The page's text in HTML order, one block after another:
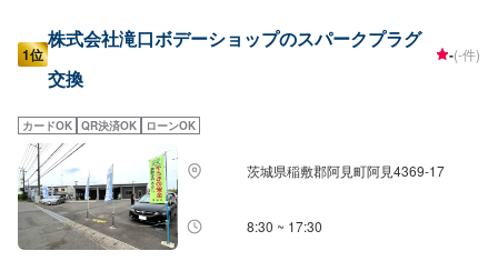
1位
株式会社滝口ボデーショップのスパークプラグ
交換
-(-件)
カードOK QR決済OK ローンOK
茨城県稲敷郡阿見町阿見4369-17
8:30 ~ 17:30